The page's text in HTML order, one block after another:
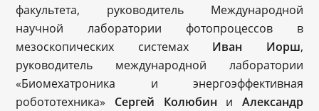
факультета, руководитель Международной
научной лаборатории фотопроцессов в
мезоскопических системах Иван Иорш,
руководитель международной лаборатории
«Биомехатроника и энергоэффективная
робототехника» Сергей Колюбин и Александр